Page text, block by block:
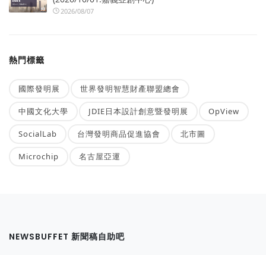
2026/08/07
熱門標籤
國際發明展 世界發明智慧財產聯盟總會
中國文化大學 JDIE日本設計創意暨發明展 OpView
SocialLab 台灣發明商品促進協會 北市圖
Microchip 名古屋亞運
NEWSBUFFET 新聞稿自助吧